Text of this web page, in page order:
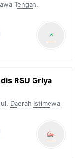
Tengah,
RSU Griya
, Daerah Istimewa